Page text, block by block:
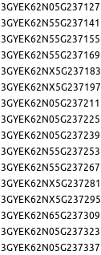
3GYEK62N05G237127
3GYEK62N55G237141
3GYEK62N55G237155
3GYEK62N55G237169
3GYEK62NX5G237183
3GYEK62NX5G237197
3GYEK62N05G237211
3GYEK62N05G237225
3GYEK62N05G237239
3GYEK62N55G237253
3GYEK62N55G237267
3GYEK62NX5G237281
3GYEK62NX5G237295
3GYEK62N65G237309
3GYEK62N05G237323
3GYEK62N05G237337